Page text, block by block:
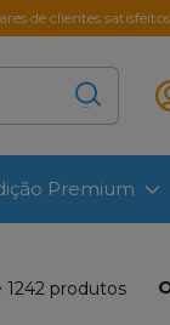
satisfeitos em todo
Premium
1242 produtos